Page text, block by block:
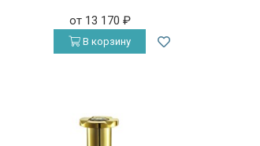
от 13 170 ₽
В корзину